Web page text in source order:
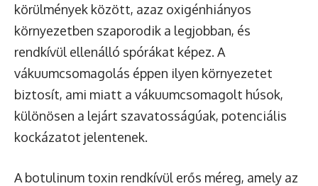
körülmények között, azaz oxigénhiányos
környezetben szaporodik a legjobban, és
rendkívül ellenálló spórákat képez. A
vákuumcsomagolás éppen ilyen környezetet
biztosít, ami miatt a vákuumcsomagolt húsok,
különösen a lejárt szavatosságúak, potenciális
kockázatot jelentenek.
A botulinum toxin rendkívül erős méreg, amely az